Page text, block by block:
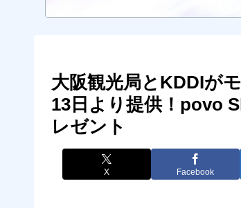
大阪観光局とKDDIが
13日より提供！povo
レゼント
X Facebook